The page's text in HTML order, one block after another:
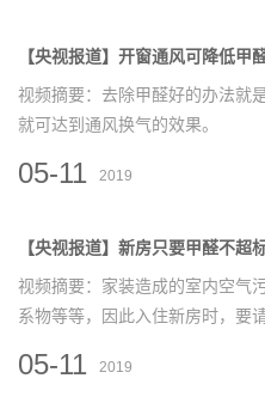
【央视报道】开窗通风可降低甲
视频摘要：去除甲醛好的办法就
就可达到通风换气的效果。
05-11 2019
【央视报道】新房只要甲醛不超
视频摘要：家装造成的室内空气
系物等等，因此入住新房时，要
05-11 2019